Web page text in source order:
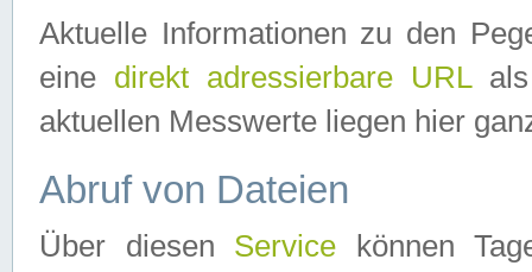
Aktuelle Informationen zu den
eine direkt adressierbare URLals
aktuellen Messwerte liegen hier
Abruf von Dateien
Über diesen Service können